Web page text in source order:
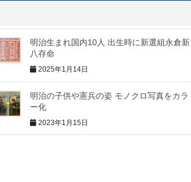
明治生まれ国内10人 出生時に新選組永倉新
八存命
2025年1月14日
明治の子供や憲兵の姿 モノクロ写真をカラ
ー化
2023年1月15日